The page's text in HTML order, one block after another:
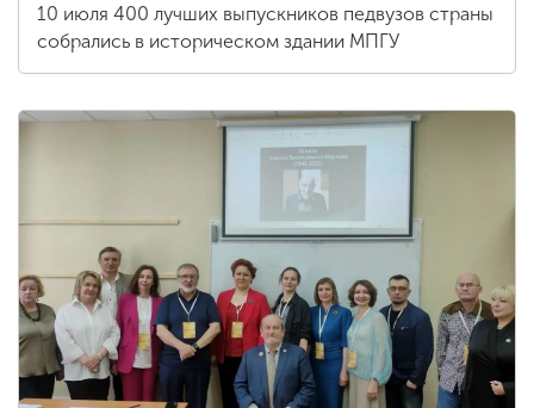
10 июля 400 лучших выпускников педвузов страны
собрались в историческом здании МПГУ